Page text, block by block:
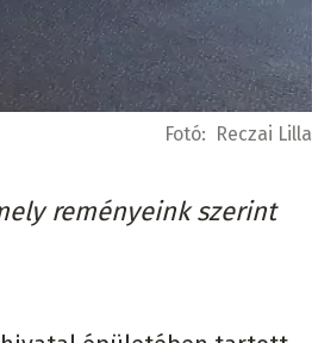
Fotó: Reczai Lilla
reményeink szerint